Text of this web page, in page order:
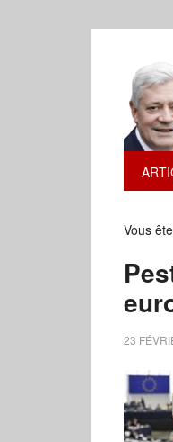
Vous
23